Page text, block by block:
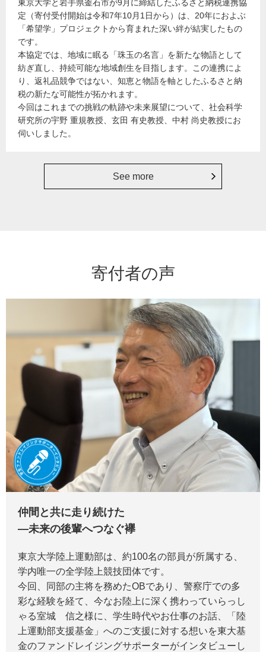
東京大学と岩手県釜石市が9月に締結したふるさと納税連携協
定（寄付受付開始は令和7年10月1日から）は、20年におよぶ
「希望学」プロジェクトから育まれた深い絆が結実したもの
です。
本協定では、地域に眠る「珠玉の名言」を新たな物語として
紡ぎ直し、持続可能な地域創生を目指します。この連携によ
り、返礼品競争ではない、知恵と物語を軸としたふるさと納
税の新たな可能性が拓かれます。
今回はこれまでの挑戦の軌跡や未来展望について、社会科学
研究所の宇野 重規教授、玄田 有史教授、中村 尚史教授にお
伺いしました。
See more
寄付者の声
仲間と共に走り続けた
―未来の後輩へつなぐ襷
東京大学陸上運動部は、約100名の部員が所属する、
学内唯一の全学陸上競技団体です。
今回、同部の主将を務めたOBであり、警察庁での多
彩な経験を経て、今なお陸上に深く携わっていらっし
ゃる室城 信之様に、学生時代やお仕事のお話、「陸
上運動部支援基金」へのご支援に対する想いを東大基
金のファンドレイジングサポーターがインタビューし